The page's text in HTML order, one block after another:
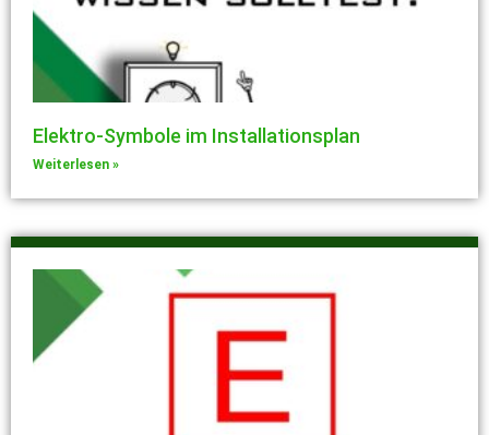
Elektro-Symbole im Installationsplan
Weiterlesen »